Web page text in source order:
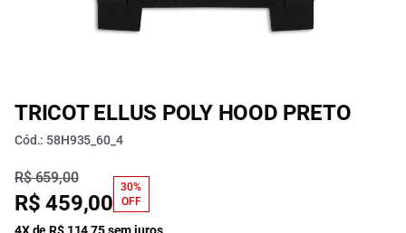
TRICOT ELLUS POLY HOOD PRETO
Cód.: 58H935_60_4
R$ 659,00
R$ 459,00
30%
OFF